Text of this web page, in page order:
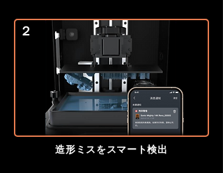
２
造形ミスをスマート検出